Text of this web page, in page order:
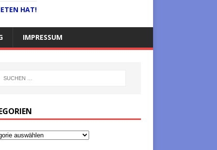
HAT!
IMPRESSUM